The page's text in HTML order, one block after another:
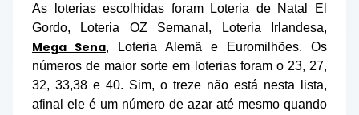
As loterias escolhidas foram Loteria de Natal El
Gordo, Loteria OZ Semanal, Loteria I rlandesa,
Mega Sena, Loteria Alemã e Euromilhões. Os
números de maior sorte em loterias foram o 23, 27,
32, 33,38 e 40. Sim, o treze não está nesta lista,
afinal ele é um número de azar até mesmo quando